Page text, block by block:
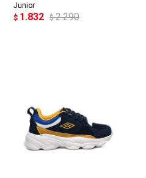
Junior
$ 1.832 $ 2.290